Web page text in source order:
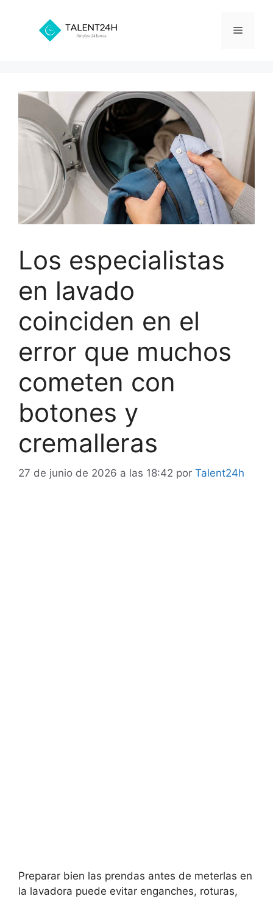
contenido
Menú
Los especialistas
en lavado
coinciden en el
error que muchos
cometen con
botones y
cremalleras
27 de junio de 2026 a las 18:42 por Talent24h
Preparar bien las prendas antes de meterlas en
la lavadora puede evitar enganches, roturas,